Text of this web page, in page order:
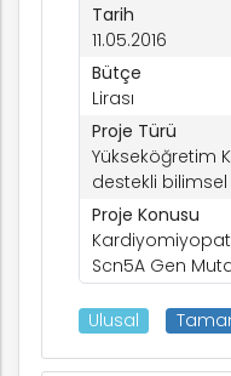
Tarih
11.05.2016
Bütçe
Lirası
Proje Türü
Yükseköğretim
destekli
Proje Konusu
Scn5A Gen
Ulusal